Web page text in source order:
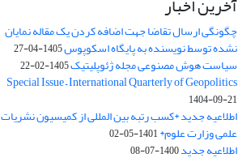
چگونگی ارسال تقاضا جهت اضافه کردن یک مقاله نمایان
نشده توسط نویسنده به پایگاه اسکوپوس1405-04-27
سیاست هوش مصنوعی مجله ژئوپلیتیک1405-02-22
Special Issue – International Quarterly of Geopolitics
1404-09-21
اطلاعیه جدید *کسب رتبه بین المللی از کمیسیون نشریات
علمی وزارت علوم*1401-05-02
اطلاعیه جدید1400-07-08